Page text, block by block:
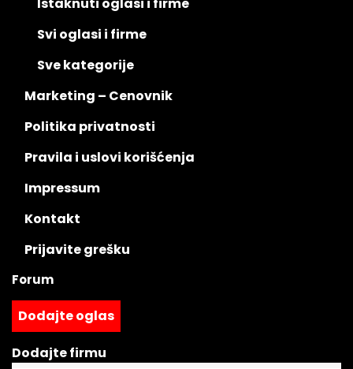
Svi oglasi i firme
Sve kategorije
Marketing – Cenovnik
Politika privatnosti
Pravila i uslovi korišćenja
Impressum
Kontakt
Prijavite grešku
Forum
Dodajte oglas
Dodajte firmu